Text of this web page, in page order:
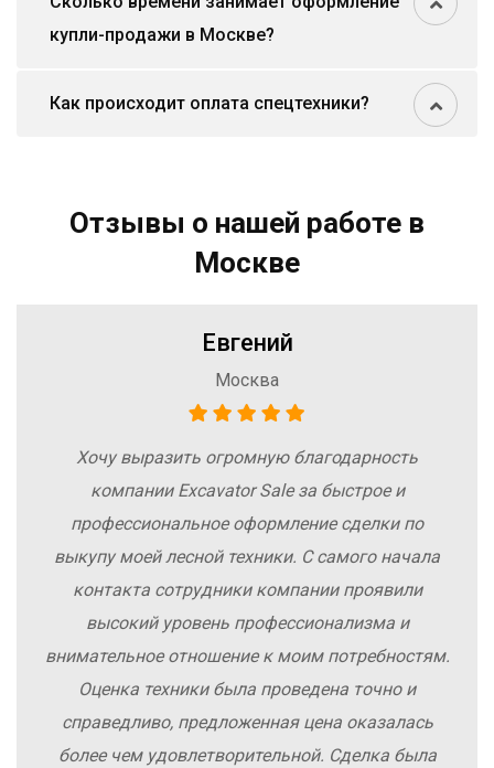
купли-продажи в Москве?
Как происходит оплата спецтехники?
Отзывы о нашей работе в
Москве
Евгений
Москва
Хочу выразить огромную благодарность
компании Excavator Sale за быстрое и
профессиональное оформление сделки по
выкупу моей лесной техники. С самого начала
контакта сотрудники компании проявили
высокий уровень профессионализма и
внимательное отношение к моим потребностям.
Оценка техники была проведена точно и
справедливо, предложенная цена оказалась
более чем удовлетворительной. Сделка была